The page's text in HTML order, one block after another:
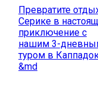
Превратите
Серике в
приключение с
нашим 3-
туром в
&md